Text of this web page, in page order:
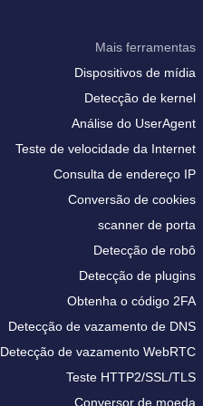
Mais ferramentas
Dispositivos de mídia
Detecção de kernel
Análise do UserAgent
Teste de velocidade da Internet
Consulta de endereço IP
Conversão de cookies
scanner de porta
Detecção de robô
Detecção de plugins
Obtenha o código 2FA
Detecção de vazamento de DNS
Detecção de vazamento WebRTC
Teste HTTP2/SSL/TLS
Conversor de moeda